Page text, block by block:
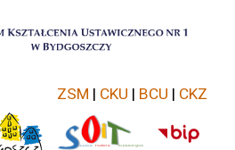
ZSM | CKU | BCU | CKZ